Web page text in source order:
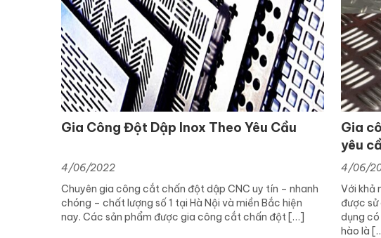
Gia Công Đột Dập Inox Theo Yêu Cầu
4/06/2022
Chuyên gia công cắt chấn đột dập CNC uy tín – nhanh
chóng – chất lượng số 1 tại Hà Nội và miền Bắc hiện
nay. Các sản phẩm được gia công cắt chấn đột […]
Gia
yêu
4/06/
Với khả
được
dụng có
hào là